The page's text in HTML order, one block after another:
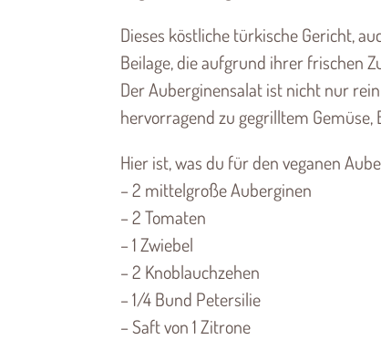
Dieses köstliche türkische Gericht,
Beilage, die aufgrund ihrer frischen
Der Auberginensalat ist nicht nur
hervorragend zu gegrilltem
Hier ist, was du für den veganen
– 2 mittelgroße Auberginen
– 2 Tomaten
– 1 Zwiebel
– 2 Knoblauchzehen
– 1/4 Bund Petersilie
– Saft von 1 Zitrone